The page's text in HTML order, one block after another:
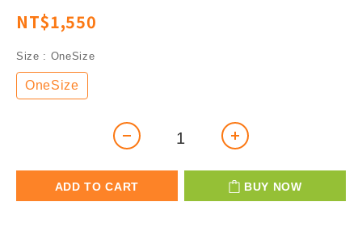
NT$1,550
Size : OneSize
OneSize
ADD TO CART BUY NOW